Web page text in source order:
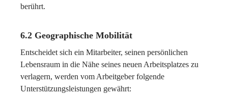
berührt.
6.2 Geographische Mobilität
Entscheidet sich ein Mitarbeiter, seinen persönlichen
Lebensraum in die Nähe seines neuen Arbeitsplatzes zu
verlagern, werden vom Arbeitgeber folgende
Unterstützungsleistungen gewährt: